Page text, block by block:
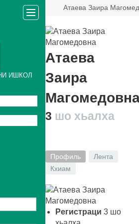
Атаева Заира
ИШКОЛ
Атаева
Заира
3 шо хьалха
Профиль
Лента
Кхиам
Регистраци 3 шо